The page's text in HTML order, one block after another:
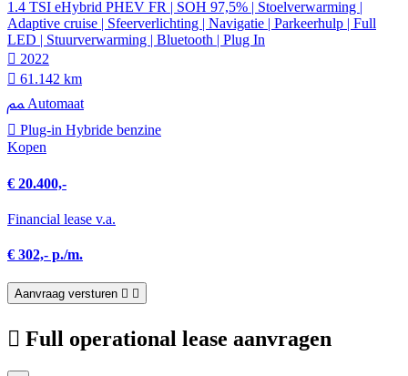
1.4 TSI eHybrid PHEV FR | SOH 97,5% | Stoelverwarming |
Adaptive cruise | Sfeerverlichting | Navigatie | Parkeerhulp | Full
LED | Stuurverwarming | Bluetooth | Plug In
2022
61.142 km
Automaat
Plug-in Hybride benzine
Kopen
€ 20.400,-
Financial lease v.a.
€ 302,- p./m.
Aanvraag versturen
Full operational lease aanvragen